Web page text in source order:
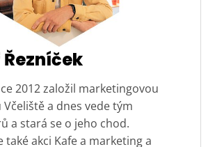
2012 založil marketingovou
a dnes vede tým
a stará se o jeho chod.
také akci Kafe a marketing a